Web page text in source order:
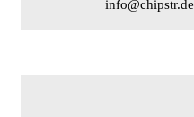
info@chipstr.de